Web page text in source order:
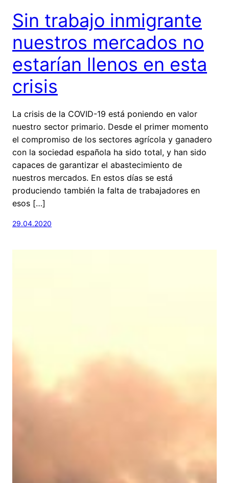
Sin trabajo inmigrante
nuestros mercados no
estarían llenos en esta
crisis
La crisis de la COVID-19 está poniendo en valor
nuestro sector primario. Desde el primer momento
el compromiso de los sectores agrícola y ganadero
con la sociedad española ha sido total, y han sido
capaces de garantizar el abastecimiento de
nuestros mercados. En estos días se está
produciendo también la falta de trabajadores en
esos […]
29.04.2020